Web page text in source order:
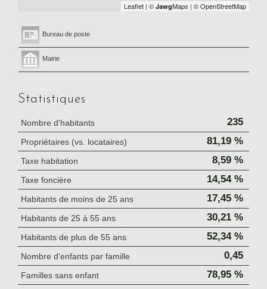
Leaflet | © JawgMaps | © OpenStreetMap
Bureau de poste
Mairie
Statistiques
Nombre d'habitants 235
Propriétaires (vs. locataires) 81,19 %
Taxe habitation 8,59 %
Taxe foncière 14,54 %
Habitants de moins de 25 ans 17,45 %
Habitants de 25 à 55 ans 30,21 %
Habitants de plus de 55 ans 52,34 %
Nombre d'enfants par famille 0,45
Familles sans enfant 78,95 %